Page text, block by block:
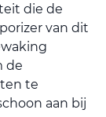
die de
van dit
de
te
aan bij